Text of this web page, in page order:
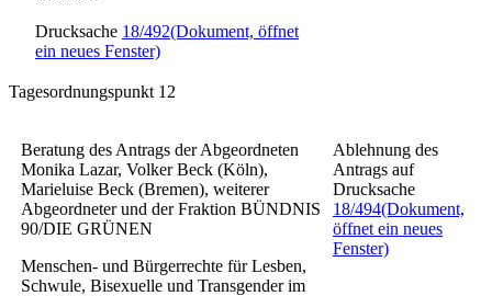
Drucksache 18/492(Dokument, öffnet
ein neues Fenster)
Tagesordnungspunkt 12
Beratung des Antrags der Abgeordneten
Monika Lazar, Volker Beck (Köln),
Marieluise Beck (Bremen), weiterer
Abgeordneter und der Fraktion BÜNDNIS
90/DIE GRÜNEN
Menschen- und Bürgerrechte für Lesben,
Schwule, Bisexuelle und Transgender im
Ablehnung des
Antrags auf
Drucksache
18/494(Dokument,
öffnet ein neues
Fenster)